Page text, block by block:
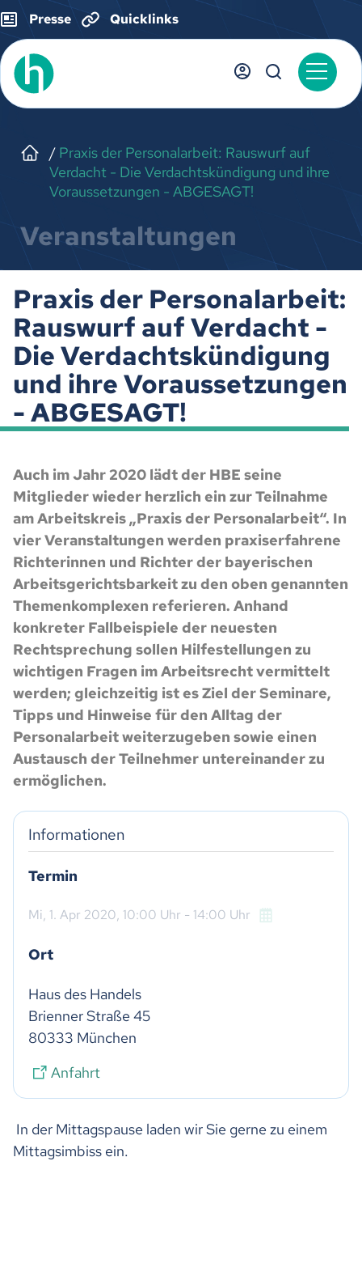
Presse Quicklinks
Praxis der Personalarbeit: Rauswurf auf
Verdacht - Die Verdachtskündigung und ihre
Voraussetzungen - ABGESAGT!
Veranstaltungen
Praxis der Personalarbeit:
Rauswurf auf Verdacht -
Die Verdachtskündigung
und ihre Voraussetzungen
- ABGESAGT!
Auch im Jahr 2020 lädt der HBE seine
Mitglieder wieder herzlich ein zur Teilnahme
am Arbeitskreis „Praxis der Personalarbeit“. In
vier Veranstaltungen werden praxiserfahrene
Richterinnen und Richter der bayerischen
Arbeitsgerichtsbarkeit zu den oben genannten
Themenkomplexen referieren. Anhand
konkreter Fallbeispiele der neuesten
Rechtsprechung sollen Hilfestellungen zu
wichtigen Fragen im Arbeitsrecht vermittelt
werden; gleichzeitig ist es Ziel der Seminare,
Tipps und Hinweise für den Alltag der
Personalarbeit weiterzugeben sowie einen
Austausch der Teilnehmer untereinander zu
ermöglichen.
In der Mittagspause laden wir Sie gerne zu einem
Mittagsimbiss ein.
Informationen
Termin
Mi, 1. Apr 2020, 10:00 Uhr - 14:00 Uhr
Ort
Haus des Handels
Brienner Straße 45
80333 München
Anfahrt